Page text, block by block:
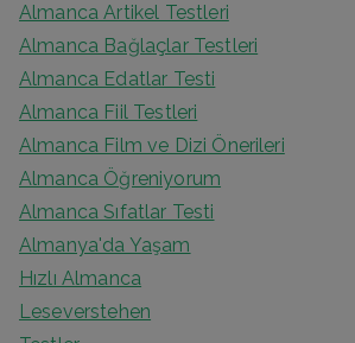
Almanca Artikel Testleri
Almanca Bağlaçlar Testleri
Almanca Edatlar Testi
Almanca Fiil Testleri
Almanca Film ve Dizi Önerileri
Almanca Öğreniyorum
Almanca Sıfatlar Testi
Almanya'da Yaşam
Hızlı Almanca
Leseverstehen